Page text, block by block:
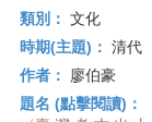
類別： 文化
時期(主題)： 清代
作者：
廖伯豪
題名 (點擊閱讀)：